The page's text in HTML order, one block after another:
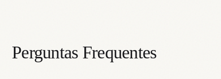
Perguntas Frequentes